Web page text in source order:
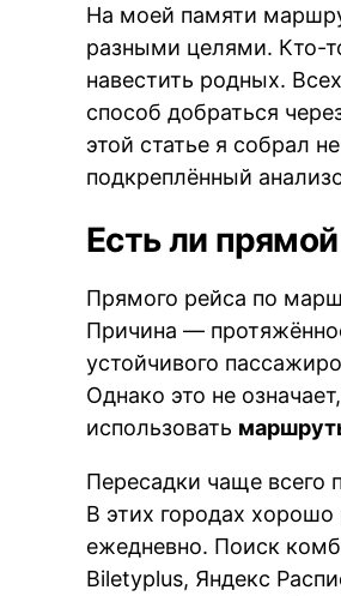
На моей памяти
разными целями. Кто-
навестить родных.
способ добраться
этой статье я собрал
подкреплённый
Есть ли
Прямого рейса по
Причина —
устойчивого
Однако это не
использовать
Пересадки чаще всего
В этих городах
ежедневно. Поиск
Biletyplus, Яндекс